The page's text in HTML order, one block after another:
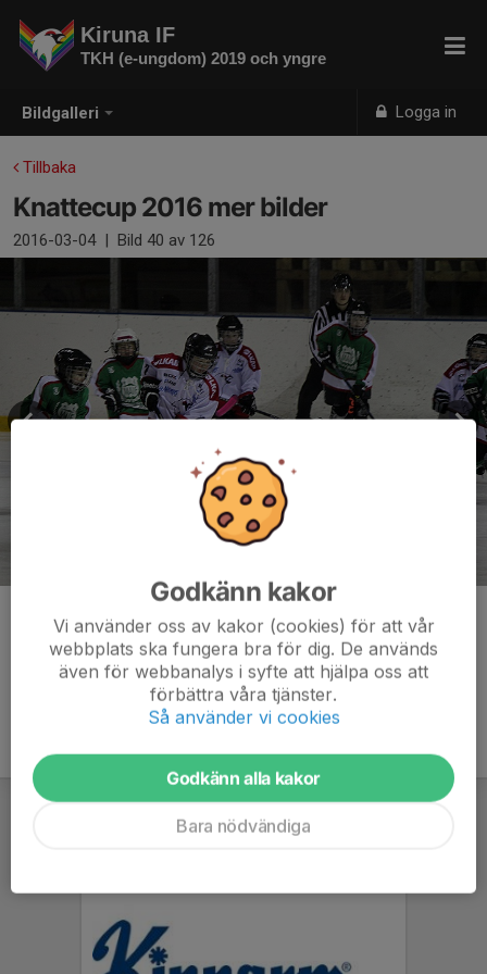
Bildgalleri Logga in
Kiruna IF
TKH (e-ungdom) 2019 och yngre
Tillbaka
Knattecup 2016 mer bilder
2016-03-04 | Bild 40 av 126
Kommentarer
Godkänn kakor
Vi använder oss av kakor (cookies) för att vår
webbplats ska fungera bra för dig. De används
även för webbanalys i syfte att hjälpa oss att
förbättra våra tjänster.
Så använder vi cookies
Godkänn alla kakor
Bara nödvändiga